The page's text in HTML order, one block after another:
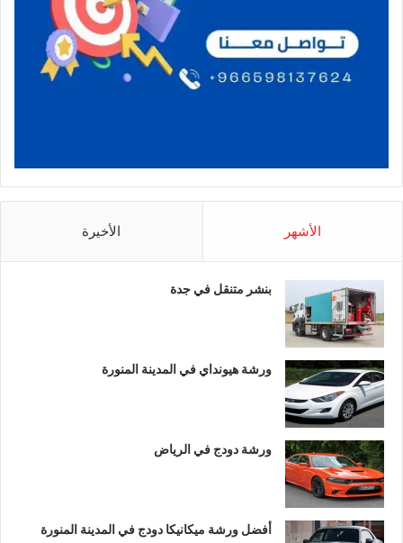
الأشهر الأخيرة
بنشر متنقل في جدة
ورشة هيونداي في المدينة المنورة
ورشة دودج في الرياض
أفضل ورشة ميكانيكا دودج في المدينة المنورة